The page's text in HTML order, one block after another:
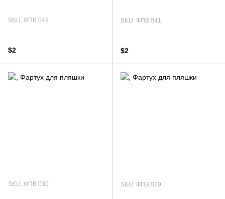
SKU: ФПВ 042
$2
SKU: ФПВ 041
$2
SKU: ФПВ 030 SKU: ФПВ 029